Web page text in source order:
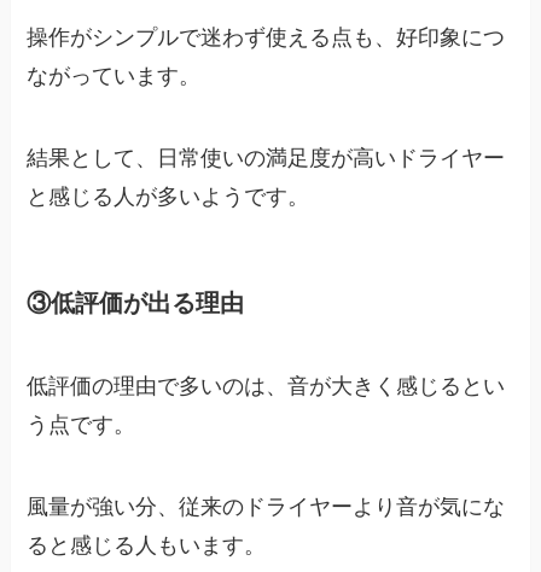
操作がシンプルで迷わず使える点も、好印象につ
ながっています。
結果として、日常使いの満足度が高いドライヤー
と感じる人が多いようです。
③低評価が出る理由
低評価の理由で多いのは、音が大きく感じるとい
う点です。
風量が強い分、従来のドライヤーより音が気にな
ると感じる人もいます。